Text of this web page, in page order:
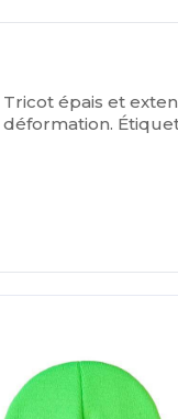
Tricot épais et